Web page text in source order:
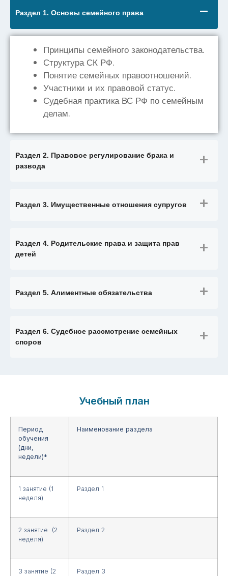
Раздел 1. Основы семейного права
Принципы семейного законодательства.
Структура СК РФ.
Понятие семейных правоотношений.
Участники и их правовой статус.
Судебная практика ВС РФ по семейным
делам.
Раздел 2. Правовое регулирование брака и
развода
Раздел 3. Имущественные отношения супругов
Раздел 4. Родительские права и защита прав
детей
Раздел 5. Алиментные обязательства
Раздел 6. Судебное рассмотрение семейных
споров
Учебный план
Период
обучения
(дни,
недели)*
Наименование раздела
1 занятие (1
неделя)
Раздел 1
2 занятие (2
неделя)
Раздел 2
3 занятие (2
Раздел 3